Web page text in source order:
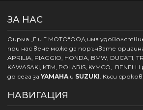
ЗА НАС
Фирма „Г и Г МОТО“ООД има
при нас вече може да поръчвате
APRILIA, PIAGGIO, HONDA, BMW, DUCATI,
KAWASAKI, KTM, POLARIS, KYMCO,
до сега за YAMAHA и SUZUKI. Къси
НАВИГАЦИЯ